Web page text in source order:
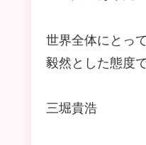
世界全体にとっ
毅然とした態度
三堀貴浩